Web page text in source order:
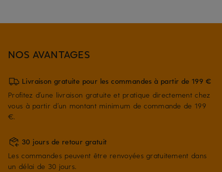
NOS AVANTAGES
Livraison gratuite pour les commandes à partir de 199 €
Profitez d’une livraison gratuite et pratique directement chez
vous à partir d’un montant minimum de commande de 199
€.
30 jours de retour gratuit
Les commandes peuvent être renvoyées gratuitement dans
un délai de 30 jours.